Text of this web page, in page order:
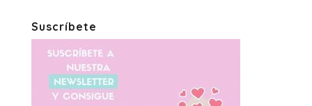
Suscríbete